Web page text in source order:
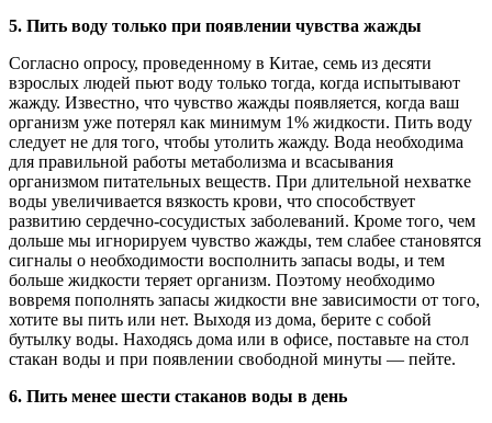
5. Пить воду только при появлении чувства жажды
Согласно опросу, проведенному в Китае, семь из десяти
взрослых людей пьют воду только тогда, когда испытывают
жажду. Известно, что чувство жажды появляется, когда ваш
организм уже потерял как минимум 1% жидкости. Пить воду
следует не для того, чтобы утолить жажду. Вода необходима
для правильной работы метаболизма и всасывания
организмом питательных веществ. При длительной нехватке
воды увеличивается вязкость крови, что способствует
развитию сердечно-сосудистых заболеваний. Кроме того, чем
дольше мы игнорируем чувство жажды, тем слабее становятся
сигналы о необходимости восполнить запасы воды, и тем
больше жидкости теряет организм. Поэтому необходимо
вовремя пополнять запасы жидкости вне зависимости от того,
хотите вы пить или нет. Выходя из дома, берите с собой
бутылку воды. Находясь дома или в офисе, поставьте на стол
стакан воды и при появлении свободной минуты — пейте.
6. Пить менее шести стаканов воды в день